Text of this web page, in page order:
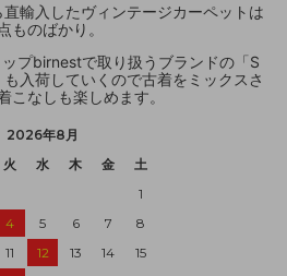
輸入したヴィンテージカーペットは
ものばかり。
プbirnestで取り扱うブランドの「S
入荷していくので古着をミックスさ
こなしも楽しめます。
2026年8月
火 水 木 金
土
1
4 5 6 7
8
11 12 13 14
15